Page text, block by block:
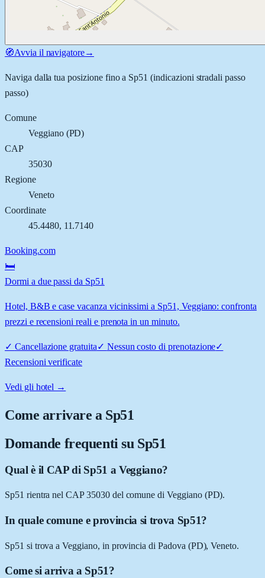
🧭Avvia il navigatore→
Naviga dalla tua posizione fino a Sp51 (indicazioni stradali passo
passo)
Comune
Veggiano(PD)
CAP
35030
Regione
Veneto
Coordinate
45.4480, 11.7140
Booking.com
🛏️
Dormi a due passi da Sp51
Hotel, B&B e case vacanza vicinissimi a Sp51, Veggiano: confronta
prezzi e recensioni reali e prenota in un minuto.
✓ Cancellazione gratuita✓ Nessun costo di prenotazione✓
Recensioni verificate
Vedi gli hotel →
Come arrivare a Sp51
Domande frequenti su Sp51
Qual è il CAP di Sp51 a Veggiano?
Sp51 rientra nel CAP 35030 del comune di Veggiano (PD).
In quale comune e provincia si trova Sp51?
Sp51 si trova a Veggiano, in provincia di Padova (PD), Veneto.
Come si arriva a Sp51?